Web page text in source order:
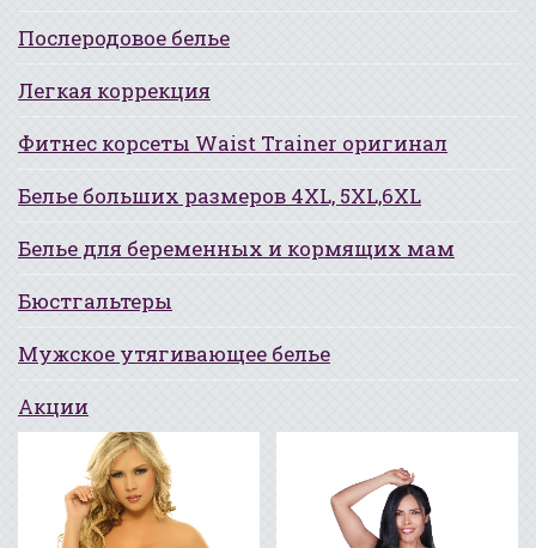
Послеродовое белье
Легкая коррекция
Фитнес корсеты Waist Trainer оригинал
Белье больших размеров 4XL, 5XL,6XL
Белье для беременных и кормящих мам
Бюстгальтеры
Мужское утягивающее белье
Акции